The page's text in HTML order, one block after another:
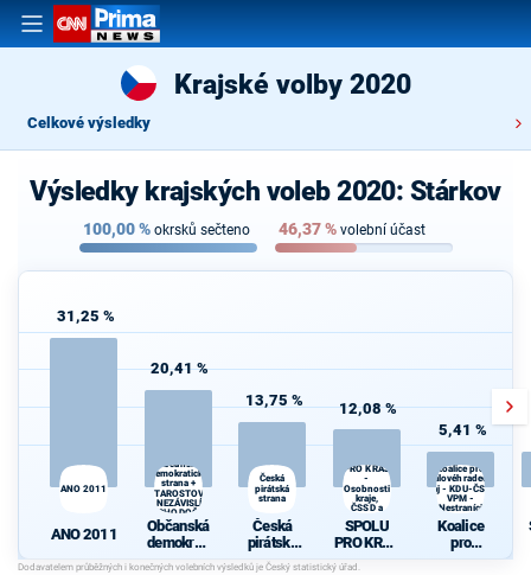
Krajské volby 2020
Celkové výsledky
Výsledky krajských voleb 2020: Stárkov
100,00% okrsků sečteno 46,37% volební účast
31,25 %
ANO 2011
ANO 2011
20,41 %
Občanská
demokratická
strana +
STAROSTOVÉ
A NEZÁVISLÍ a
VÝCHODOČEŠI
Občanská
demokrati
cká strana
13,75 %
Česká
pirátská
strana
Česká
pirátská
strana
12,08 %
PRO KRAJ
-
Osobnosti
kraje,
ČSSD a
SPOLU
PRO KRAJ
5,41 %
Koalice pro
Královéhradecký
kraj - KDU-ČSL -
VPM -
Nestraníci
Koalice
pro
Královéhra